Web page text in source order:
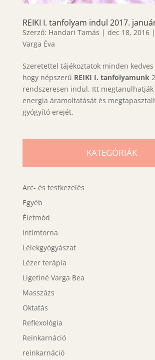
REIKI I. tanfolyam indul 2017.
Szerző: Handari Tamás | dec 18, 2016|
Varga Éva
Szeretettel tájékoztatok minden
hogy népszerű REIKI I. tanfolyamunk
rendszeresen indul. Itt
energia áramoltatását és
gyógyító erejét.
KATEGÓRIÁK
Arc- és testkezelés
Egyéb
Életmód
Intimtorna
Lélekgyógyászat
Lézer terápia
Ligetiné Varga Bea
Masszázs
Oktatás
Reflexológia
Reinkarnáció
reinkarnáció